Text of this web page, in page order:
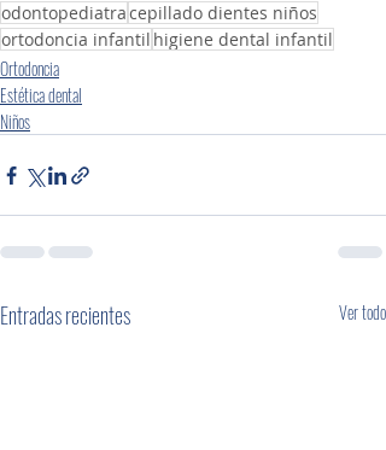
odontopediatracepillado dientes niños
ortodoncia infantil higiene dental infantil
Ortodoncia
Estética dental
Niños
Entradas recientes Ver todo